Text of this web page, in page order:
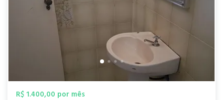
R$ 1.400,00 por mês